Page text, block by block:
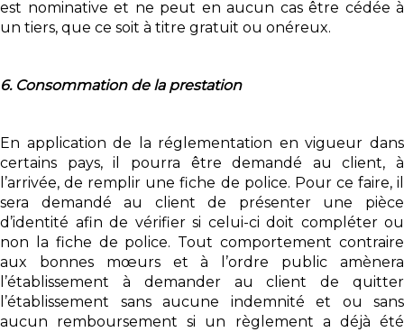
est nominative et ne peut en aucun cas être cédée à
un tiers, que ce soit à titre gratuit ou onéreux.
6. Consommation de la prestation
En application de la réglementation en vigueur dans
certains pays, il pourra être demandé au client, à
l’arrivée, de remplir une fiche de police. Pour ce faire, il
sera demandé au client de présenter une pièce
d’identité afin de vérifier si celui-ci doit compléter ou
non la fiche de police. Tout comportement contraire
aux bonnes mœurs et à l’ordre public amènera
l’établissement à demander au client de quitter
l’établissement sans aucune indemnité et ou sans
aucun remboursement si un règlement a déjà été